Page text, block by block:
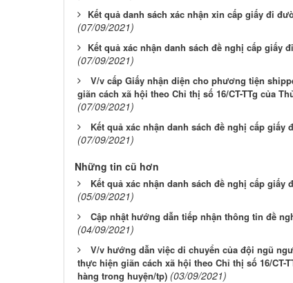
​Kết quả danh sách xác nhận xin cấp giấy đi
(07/09/2021)
​Kết quả xác nhận danh sách đề nghị cấp giấy
(07/09/2021)
V/v cấp Giấy nhận diện cho phương tiện
giãn cách xã hội theo Chỉ thị số 16/CT-TTg của
(07/09/2021)
Kết quả xác nhận danh sách đề nghị cấp
(07/09/2021)
Những tin cũ hơn
Kết quả xác nhận danh sách đề nghị cấp
(05/09/2021)
Cập nhật hướng dẫn tiếp nhận thông tin đề
(04/09/2021)
V/v hướng dẫn việc di chuyển của đội ngũ
thực hiện giãn cách xã hội theo Chỉ thị số 16/
hàng trong huyện/tp) (03/09/2021)